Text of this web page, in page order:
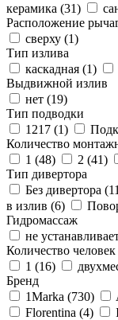
керамика (31)
Расположение
сверху (1)
Тип излива
каскадная (1)
Выдвижной излив
нет (19)
Тип подводки
1217 (1)
Количество
1 (48) 2 (41)
Тип дивертора
Без дивертора (11
в излив (6)
Гидромассаж
не
Количество человек
1 (16)
Бренд
1Marka (730)
Florentina (4)